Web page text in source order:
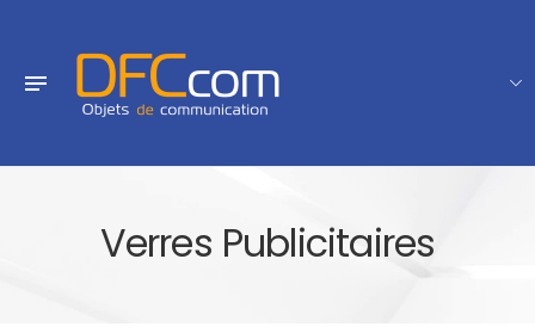
Verres Publicitaires